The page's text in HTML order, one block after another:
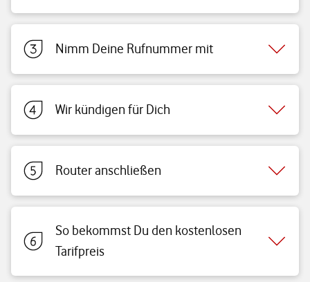
Nimm Deine Rufnummer mit
Wir kündigen für Dich
Router anschließen
So bekommst Du den kostenlosen
Tarifpreis